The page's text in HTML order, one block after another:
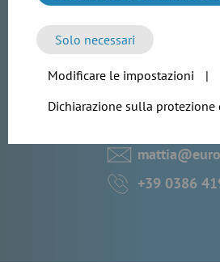
Solo necessari
Modificare le impostazioni
|
Dichiarazione sulla protezione
Mattia
Responsabile
+39 0386